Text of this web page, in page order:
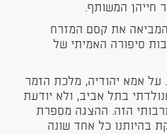
חייהן המשותף.
המביאה את קסם המזרח
סיפורה האמיתי של
על אמא יהודיה, מלכת הזמר
בתל אביב, ולא יודעת
הזה. ההצגה מספרת
בהיותנו כל אחד שונה